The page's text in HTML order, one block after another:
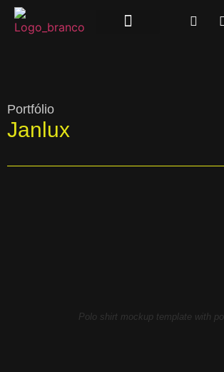
Portfólio
Janlux
Polo shirt mockup template with